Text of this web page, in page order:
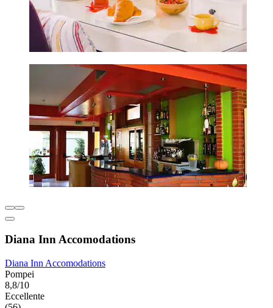
Diana Inn Accomodations
Diana Inn Accomodations
Pompei
8,8/10
Eccellente